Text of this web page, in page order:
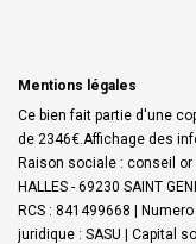
Mentions légales
Ce bien fait partie d'une
de 2346€. Affichage des
Raison sociale : conseil or
HALLES - 69230 SAINT
RCS : 841499668 |
juridique : SASU | Capital